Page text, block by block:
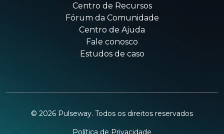
Centro de Recursos
Fórum da Comunidade
Centro de Ajuda
Fale conosco
Estudos de caso
© 2026 Pulseway. Todos os direitos reservados
Política de Privacidade